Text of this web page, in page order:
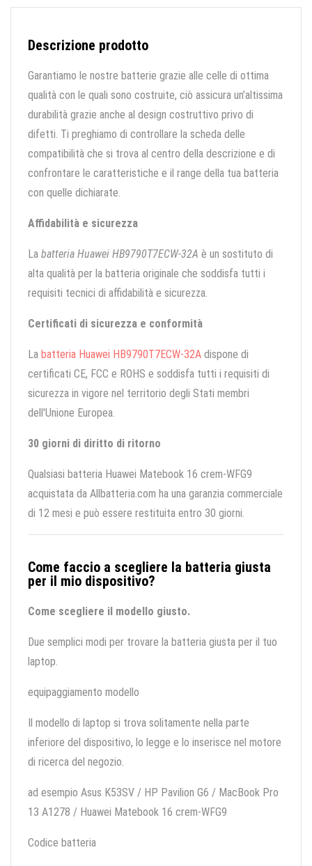
Descrizione prodotto
Garantiamo le nostre batterie grazie alle celle di ottima
qualità con le quali sono costruite, ciò assicura un’altissima
durabilità grazie anche al design costruttivo privo di
difetti. Ti preghiamo di controllare la scheda delle
compatibilità che si trova al centro della descrizione e di
confrontare le caratteristiche e il range della tua batteria
con quelle dichiarate.
Affidabilità e sicurezza
La batteria Huawei HB9790T7ECW-32A è un sostituto di
alta qualità per la batteria originale che soddisfa tutti i
requisiti tecnici di affidabilità e sicurezza.
Certificati di sicurezza e conformità
La batteria Huawei HB9790T7ECW-32A dispone di
certificati CE, FCC e ROHS e soddisfa tutti i requisiti di
sicurezza in vigore nel territorio degli Stati membri
dell'Unione Europea.
30 giorni di diritto di ritorno
Qualsiasi batteria Huawei Matebook 16 crem-WFG9
acquistata da Allbatteria.com ha una garanzia commerciale
di 12 mesi e può essere restituita entro 30 giorni.
Come faccio a scegliere la batteria giusta
per il mio dispositivo?
Come scegliere il modello giusto.
Due semplici modi per trovare la batteria giusta per il tuo
laptop.
equipaggiamento modello
Il modello di laptop si trova solitamente nella parte
inferiore del dispositivo, lo legge e lo inserisce nel motore
di ricerca del negozio.
ad esempio Asus K53SV / HP Pavilion G6 / MacBook Pro
13 A1278 / Huawei Matebook 16 crem-WFG9
Codice batteria